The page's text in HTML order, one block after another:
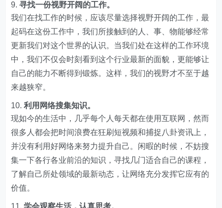
寻找一份视野开阔的工作。
我们在找工作的时候，应该尽量选择视野开阔的工作，最
起码在这份工作中，我们所接触到的人、事、物能够经常
更新我们对这个世界的认识。当我们处在这样的工作环境
中，我们不仅会时刻看到这个行业最新的面貌，更能够让
自己的能力不断得到锻炼。这样，我们的视野才不至于越
来越狭窄。
利用网络搜集知识。
现如今的生活中，几乎每个人每天都在使用互联网，然而
很多人都会把时间浪费在狂刷短视频和捕捉八卦资讯上，
并没有利用好网络来努力提升自己。闲暇的时候，不妨搜
集一下各行各业前沿的知识，寻找几门适合自己的课程，
了解自己所处领域的最新动态，让网络充分发挥它应有的
价值。
学会观察生活，认真思考。